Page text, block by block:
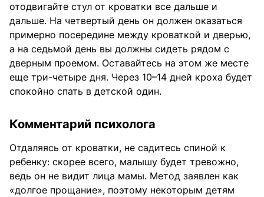
отодвигайте стул от кроватки все дальше и
дальше. На четвертый день он должен оказаться
примерно посередине между кроваткой и дверью,
а на седьмой день вы должны сидеть рядом с
дверным проемом. Оставайтесь на этом же месте
еще три-четыре дня. Через 10–14 дней кроха будет
спокойно спать в детской один.
Комментарий психолога
Отдаляясь от кроватки, не садитесь спиной к
ребенку: скорее всего, малышу будет тревожно,
ведь он не видит лица мамы. Метод заявлен как
«долгое прощание», поэтому некоторым детям